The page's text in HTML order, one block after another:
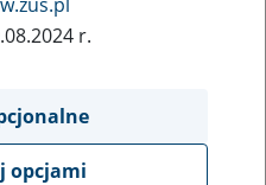
r.
opcjami